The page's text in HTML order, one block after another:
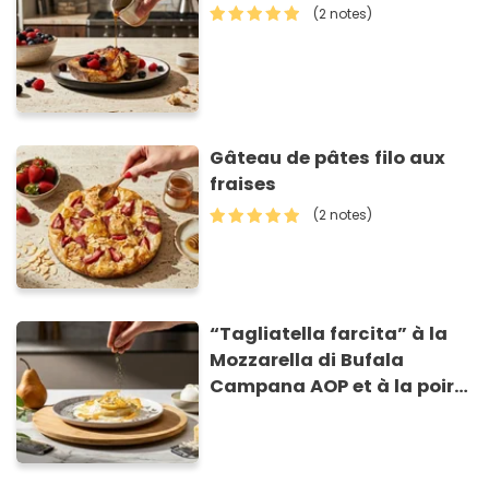
(2 notes)
Gâteau de pâtes filo aux
fraises
(2 notes)
“Tagliatella farcita” à la
Mozzarella di Bufala
Campana AOP et à la poire